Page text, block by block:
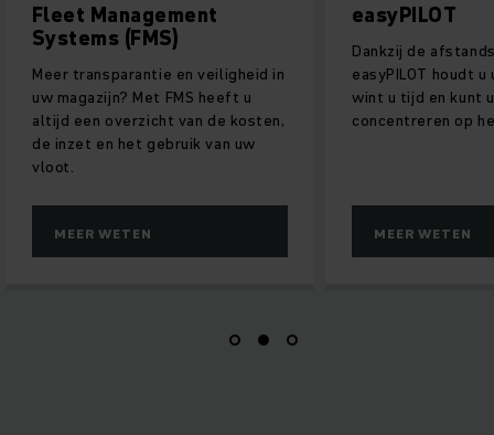
Fleet Management
Systems (FMS)
Meer transparantie en veiligheid in
uw magazijn? Met FMS heeft u
altijd een overzicht van de kosten,
de inzet en het gebruik van uw
vloot.
MEER WETEN
easyPILOT
Dankzij de
easyPILOT houdt
wint u tijd en kunt
concentreren op
MEER WETEN